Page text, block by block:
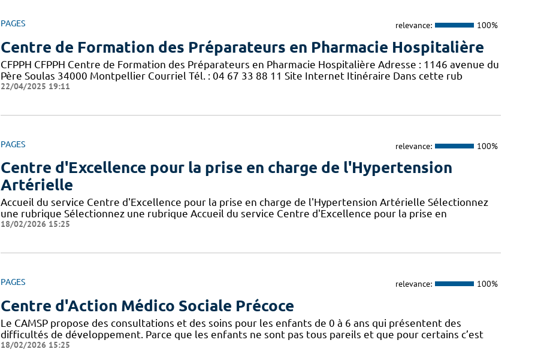
PAGES relevance: 100%
Centre de Formation des Préparateurs en Pharmacie Hospitalière
CFPPH CFPPH Centre de Formation des Préparateurs en Pharmacie Hospitalière Adresse : 1146 avenue du
Père Soulas 34000 Montpellier Courriel Tél. : 04 67 33 88 11 Site Internet Itinéraire Dans cette rub
22/04/2025 19:11
PAGES relevance: 100%
Centre d'Excellence pour la prise en charge de l'Hypertension
Artérielle
Accueil du service Centre d'Excellence pour la prise en charge de l'Hypertension Artérielle Sélectionnez
une rubrique Sélectionnez une rubrique Accueil du service Centre d'Excellence pour la prise en
18/02/2026 15:25
PAGES relevance: 100%
Centre d'Action Médico Sociale Précoce
Le CAMSP propose des consultations et des soins pour les enfants de 0 à 6 ans qui présentent des
difficultés de développement. Parce que les enfants ne sont pas tous pareils et que pour certains c’est
18/02/2026 15:25